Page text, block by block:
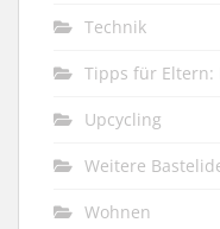
Technik
Tipps für Eltern:
Upcycling
Weitere
Wohnen